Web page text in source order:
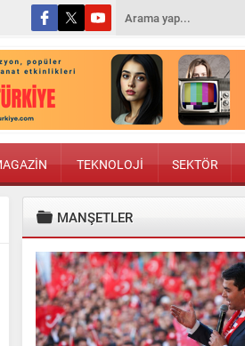
TEKNOLOJİ SEKTÖR
MANŞETLER